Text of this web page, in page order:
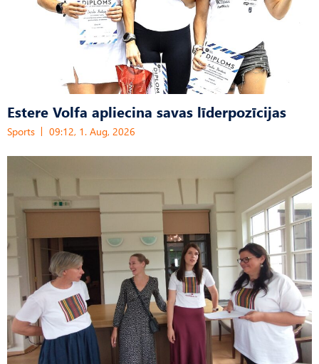
Estere Volfa apliecina savas līderpozīcijas
Sports 09:12, 1. Aug, 2026